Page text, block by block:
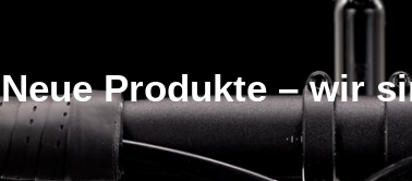
Neue Produkte – wir